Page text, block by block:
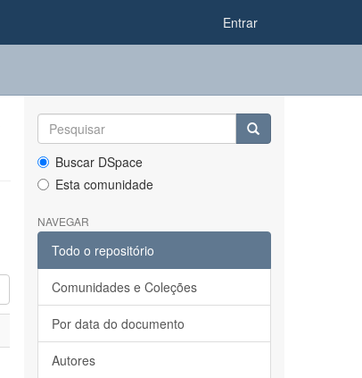
Entrar
Buscar DSpace
Esta comunidade
NAVEGAR
Todo o repositório
Comunidades e Coleções
Por data do documento
Autores